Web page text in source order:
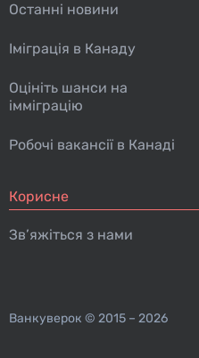
Останні новини
Іміграція в Канаду
Оцініть шанси на
імміграцію
Робочі вакансії в Канаді
Корисне
Зв’яжіться з нами
Ванкуверок © 2015 – 2026